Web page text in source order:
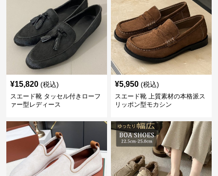
¥15,820 (税込)
スエード靴 タッセル付きローフ
ァー型レディース
¥5,950 (税込)
スエード靴 上質素材の本格派ス
リッポン型モカシン